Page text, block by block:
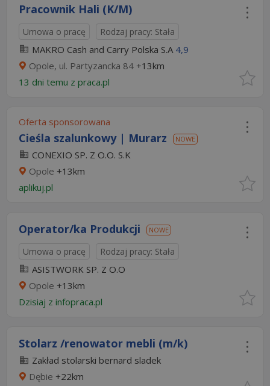
Pracownik Hali (K/M)
Umowa o pracę Rodzaj pracy: Stała
MAKRO Cash and Carry Polska S.A 4,9
Opole, ul. Partyzancka 84 +13km
13 dni temu z praca.pl
Oferta sponsorowana
Cieśla szalunkowy | Murarz NOWE
CONEXIO SP. Z O.O. S.K
Opole +13km
aplikuj.pl
Operator/ka Produkcji NOWE
Umowa o pracę Rodzaj pracy: Stała
ASISTWORK SP. Z O.O
Opole +13km
Dzisiaj z infopraca.pl
Stolarz /renowator mebli (m/k)
Zakład stolarski bernard sladek
Dębie +22km